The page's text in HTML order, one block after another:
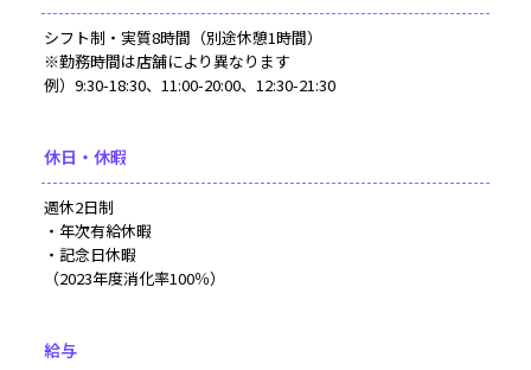
シフト制・実質8時間（別途休憩1時間）
※勤務時間は店舗により異なります
例）9:30-18:30、11:00-20:00、12:30-21:30
休日・休暇
週休2日制
・年次有給休暇
・記念日休暇
（2023年度消化率100％）
給与